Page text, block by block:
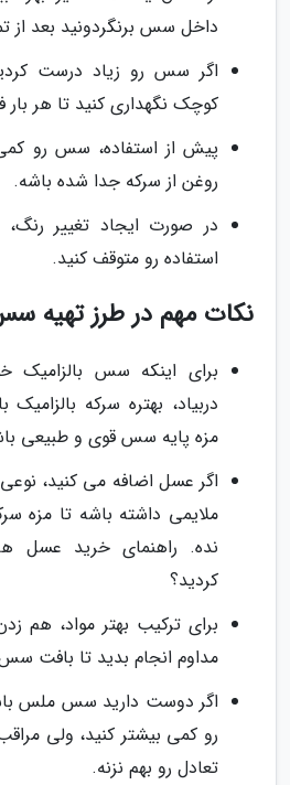
داخل سس برنگردونید بعد از
اگر سس رو زیاد درست
کوچک نگهداری کنید تا هر
پیش از استفاده، سس رو
روغن از سرکه جدا شده باشه.
در صورت ایجاد تغییر
استفاده رو متوقف کنید.
نکات مهم در طرز تهیه
برای اینکه سس
دربیاد، بهتره سرکه
مزه پایه سس قوی و طبیعی
اگر عسل اضافه می کنید،
ملایمی داشته باشه تا مزه
نده. راهنمای خرید عسل
کردید؟
برای ترکیب بهتر مواد، هم
مداوم انجام بدید تا بافت
اگر دوست دارید سس ملس
رو کمی بیشتر کنید، ولی
تعادل رو بهم نزنه.